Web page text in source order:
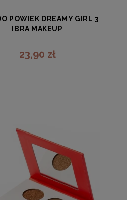
POWIEK DREAMY GIRL 3
IBRA MAKEUP
IBRA
23,90 zł